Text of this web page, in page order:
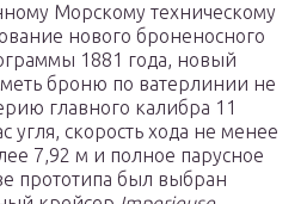
Морскому техническому
нового броненосного
1881 года, новый
броню по ватерлинии не
главного калибра 11
угля, скорость хода не менее
7,92 м и полное парусное
прототипа был выбран